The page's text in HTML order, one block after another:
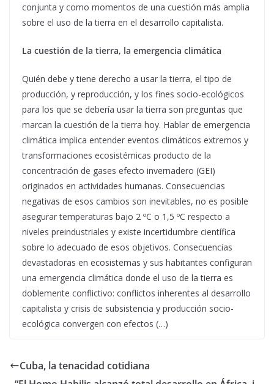
conjunta y como momentos de una cuestión más amplia
sobre el uso de la tierra en el desarrollo capitalista.
La cuestión de la tierra, la emergencia climática
Quién debe y tiene derecho a usar la tierra, el tipo de
producción, y reproducción, y los fines socio-ecológicos
para los que se debería usar la tierra son preguntas que
marcan la cuestión de la tierra hoy. Hablar de emergencia
climática implica entender eventos climáticos extremos y
transformaciones ecosistémicas producto de la
concentración de gases efecto invernadero (GEI)
originados en actividades humanas. Consecuencias
negativas de esos cambios son inevitables, no es posible
asegurar temperaturas bajo 2 ºC o 1,5 ºC respecto a
niveles preindustriales y existe incertidumbre científica
sobre lo adecuado de esos objetivos. Consecuencias
devastadoras en ecosistemas y sus habitantes configuran
una emergencia climática donde el uso de la tierra es
doblemente conflictivo: conflictos inherentes al desarrollo
capitalista y crisis de subsistencia y producción socio-
ecológica convergen con efectos (…)
Cuba, la tenacidad cotidiana